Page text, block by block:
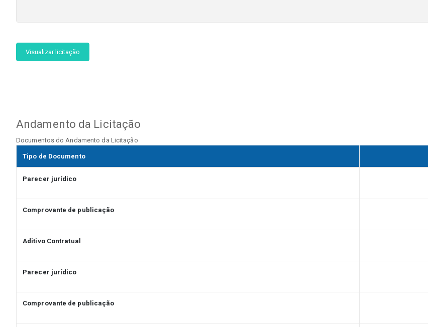
Visualizar licitação
Andamento da Licitação
Documentos do Andamento da Licitação
Tipo de Documento
Parecer jurídico
Comprovante de publicação
Aditivo Contratual
Parecer jurídico
Comprovante de publicação